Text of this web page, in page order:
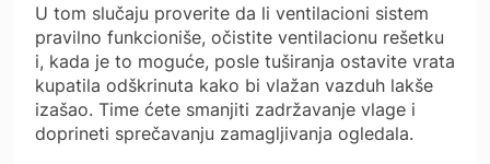
U tom slučaju proverite da li ventilacioni sistem
pravilno funkcioniše, očistite ventilacionu rešetku
i, kada je to moguće, posle tuširanja ostavite vrata
kupatila odškrinuta kako bi vlažan vazduh lakše
izašao. Time ćete smanjiti zadržavanje vlage i
doprineti sprečavanju zamagljivanja ogledala.